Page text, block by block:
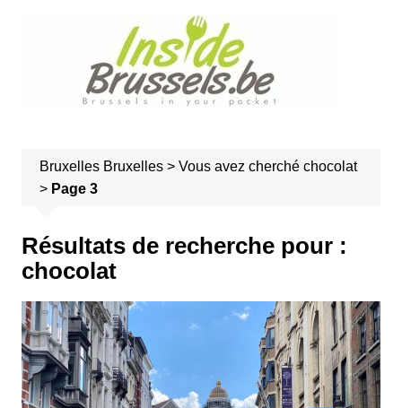
Bruxelles Bruxelles> Vous avez cherché chocolat
> Page 3
Résultats de recherche pour :
chocolat